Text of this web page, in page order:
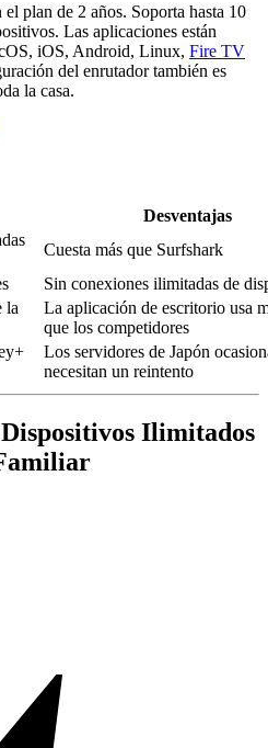
plan de 2 años. Soporta hasta 10
Las aplicaciones están
iOS, Android, Linux, Fire TV
del enrutador también es
la casa.
Desventajas
Cuesta más que Surfshark
Sin conexiones ilimitadas de
la
La aplicación de escritorio usa
que los competidores
Los servidores de Japón
necesitan un reintento
Ilimitados